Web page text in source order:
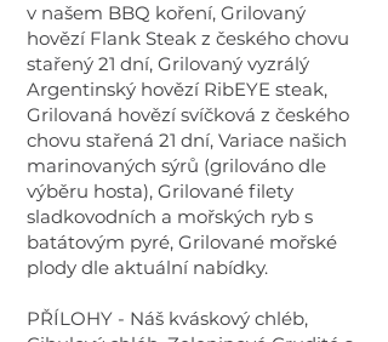
v našem BBQ koření, Grilovaný
hovězí Flank Steak z českého chovu
stařený 21 dní, Grilovaný vyzrálý
Argentinský hovězí RibEYE steak,
Grilovaná hovězí svíčková z českého
chovu stařená 21 dní, Variace našich
marinovaných sýrů (grilováno dle
výběru hosta), Grilované filety
sladkovodních a mořských ryb s
batátovým pyré, Grilované mořské
plody dle aktuální nabídky.
PŘÍLOHY - Náš kváskový chléb,